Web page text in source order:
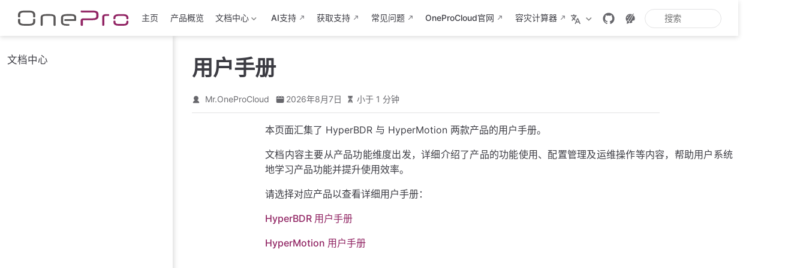
跳至主要內容
主页
产品概览 文档中心 AI支持 获取支持 常见问题 OneProCloud官网 容灾计算器
文档中心 用户手册
Mr.OneProCloud 2026年8月7日 小于 1 分钟
本页面汇集了 HyperBDR 与 HyperMotion 两款产品的用户手册。
文档内容主要从产品功能维度出发，详细介绍了产品的功能使用、配置管理及运维操作等内容，帮助用户系统
地学习产品功能并提升使用效率。
请选择对应产品以查看详细用户手册：
HyperBDR 用户手册
HyperMotion 用户手册